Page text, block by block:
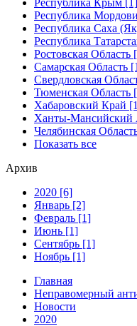
Республика Крым [1]
Республика
Республика Саха
Республика
Ростовская Область
Самарская Область
Свердловская
Тюменская Область
Хабаровский Край
Ханты-
Челябинская
Показать все
Архив
2020 [6]
Январь [2]
Февраль [1]
Июнь [1]
Сентябрь [1]
Ноябрь [1]
Главная
Неправомерный
Новости
2020